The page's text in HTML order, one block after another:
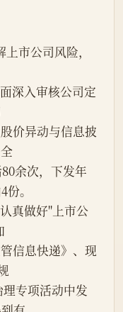
市公司风险，
价异动与信息披
余次，下发年
。
信息快递》、现
专项活动中发